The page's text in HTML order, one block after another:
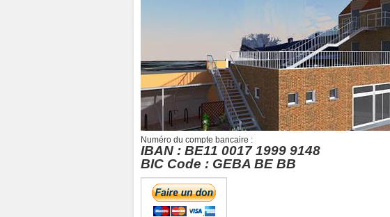
Numéro du compte bancaire :
IBAN : BE11 0017 1999 9148
BIC Code : GEBA BE BB